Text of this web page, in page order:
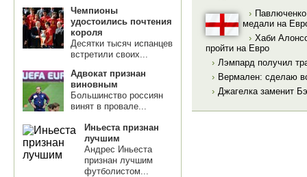
Чемпионы
удостоились почтения
короля
Десятки тысяч испанцев
встретили своих...
Адвокат признан
виновным
Большинство россиян
винят в провале...
Иньеста признан
лучшим
Андрес Иньеста
признан лучшим
футболистом...
›
медали на
› Хаби
пройти на Евро
› Лэмпард получил
› Вермален: сделаю
› Джагелка заменит